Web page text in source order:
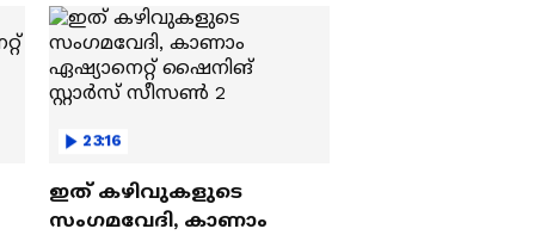
23:16
ഇത് കഴിവുകളുടെ
സംഗമവേദി, കാണാം